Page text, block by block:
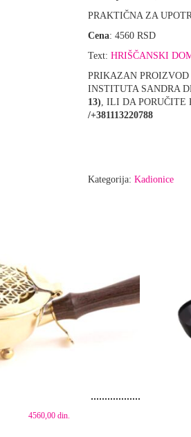
PRAKTIČNA ZA
Cena: 4560 RSD
Text: HRIŠČANSKI
PRIKAZAN
INSTITUTA SANDRA
13), ILI DA PORUČITE
/+381113220788
Kategorija: Kadionice
4560,00 din.